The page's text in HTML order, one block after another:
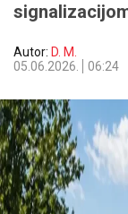
Autor: D. M.
05.06.2026.
06:24